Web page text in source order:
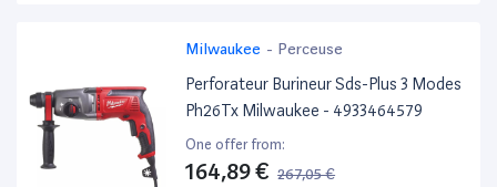
Milwaukee - Perceuse
Perforateur Burineur Sds-Plus 3 Modes
Ph26Tx Milwaukee - 4933464579
One offer from:
164,89 € 267,05 €